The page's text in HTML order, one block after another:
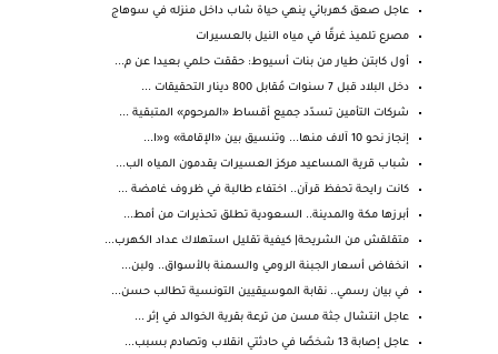
عاجل صعق كهربائي ينهي حياة شاب داخل منزله في سوهاج
مصرع تلميذ غرقًا في مياه النيل بالعسيرات
أول كابتن طيار من بنات أسيوط: حققت حلمي بعيدا عن م...
دخل البلاد قبل 7 سنوات مُقابل 800 دينار التحقيقات ...
شركات التأمين تسدّد جميع أقساط «المرحوم» المتبقية ...
إنجاز نحو 10 آلاف منها... وتنسيق بين «الإقامة» و«ا...
شباب قرية المساعيد مركز العسيرات يقدمون المياه الب...
كانت رايحة تحفظ قرآن.. اختفاء طالبة في ظروف غامضة ...
أبرزها مكة والمدينة.. السعودية تطلق تحذيرات من أمط...
متقلقش من الشريحة| كيفية تقليل استهلاك عداد الكهرب...
انخفاض أسعار الجبنة الرومي والسمنة بالأسواق.. ولبن...
في بيان رسمي.. نقابة الموسيقيين التونسية تطالب حسن...
عاجل انتشال جثة مسن من ترعة بقرية الخوالد في إثر ...
عاجل إصابة 13 شخصًا في حادثتي انقلاب وتصادم بسبب...